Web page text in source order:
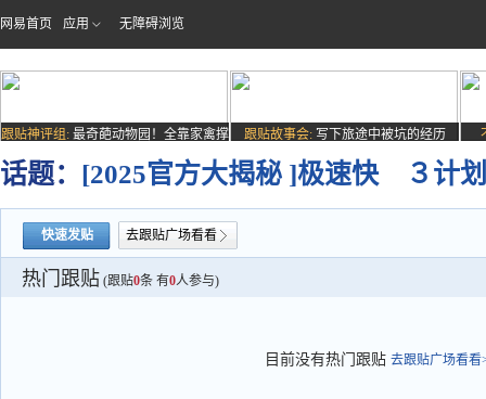
网易首页 应用 无障碍浏览
跟贴神评组: 最奇葩动物园！全靠家禽撑
跟贴故事会: 写下旅途中被坑的经历
话题： [2025官方大揭秘 ]极速快 ３计划
快速发贴 去跟贴广场看看
热门跟贴 (跟贴0条 有0人参与)
目前没有热门跟贴 去跟贴广场看看